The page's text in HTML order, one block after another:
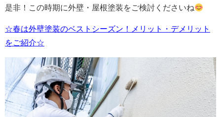
是非！この時期に外壁・屋根塗装をご検討くださいね
☆春は外壁塗装のベストシーズン！メリット・デメリット
をご紹介☆